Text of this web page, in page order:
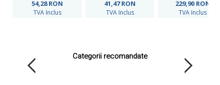
54,28RON
TVA Inclus
41,47RON
TVA Inclus
229,90 RON
TVA Inclus
Categorii recomandate